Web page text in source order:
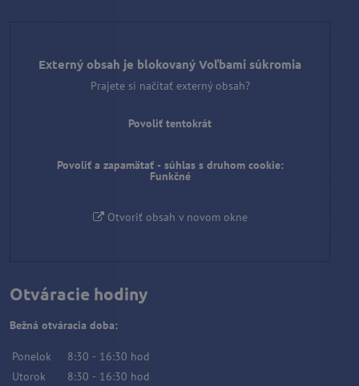
Externý obsah je blokovaný Voľbami súkromia
Prajete si načítať externý obsah?
Povoliť tentokrát
Povoliť a zapamätať - súhlas s druhom cookie:
Funkčné
Otvoriť obsah v novom okne
Otváracie hodiny
Bežná otváracia doba:
Ponelok 8:30 - 16:30 hod
Utorok
8:30 - 16:30 hod